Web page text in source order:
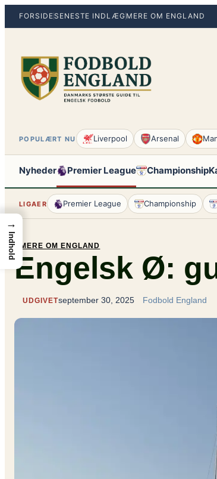
SpringFORSIDESENESTE INDLÆG MERE OM ENGLAND
POPULÆRT NU Liverpool Arsenal
Nyheder Premier League Championship
LIGAER Premier League Championship
MERE OM ENGLAND
Engelsk Ø:
UDGIVETseptember 30, 2025 Fodbold England
→
Indhold